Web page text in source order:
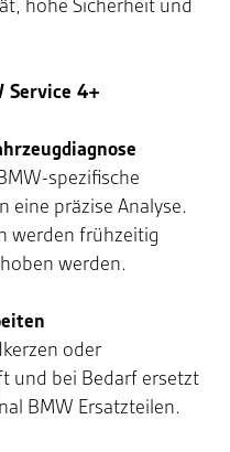
Service 4+
spezifische
eine präzise Analyse.
werden frühzeitig
werden.
oder
und bei Bedarf ersetzt
BMW Ersatzteilen.